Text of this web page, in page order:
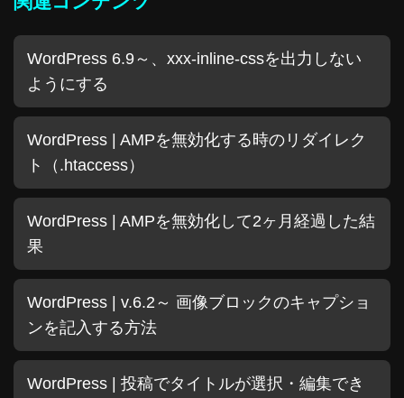
WordPress 6.9～、xxx-inline-cssを出力しない
ようにする
WordPress | AMPを無効化する時のリダイレク
ト（.htaccess）
WordPress | AMPを無効化して2ヶ月経過した結
果
WordPress | v.6.2～ 画像ブロックのキャプショ
ンを記入する方法
WordPress | 投稿でタイトルが選択・編集でき